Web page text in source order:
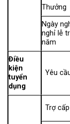
Thưởng
Ngày
nghỉ lễ
năm
Điều
kiện
tuyển
dụng
Yêu
Trợ